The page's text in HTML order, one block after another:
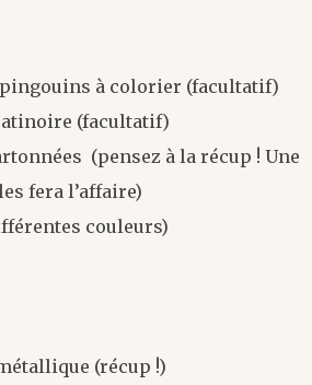
à colorier (facultatif)
(facultatif)
(pensez à la récup ! Une
fera l’affaire)
couleurs)
(récup !)